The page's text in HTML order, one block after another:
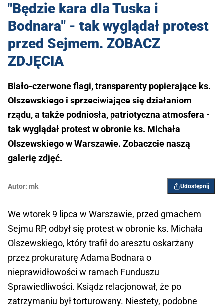
"Będzie kara dla Tuska i
Bodnara" - tak wyglądał protest
przed Sejmem. ZOBACZ
ZDJĘCIA
Biało-czerwone flagi, transparenty popierające ks.
Olszewskiego i sprzeciwiające się działaniom
rządu, a także podniosła, patriotyczna atmosfera -
tak wyglądał protest w obronie ks. Michała
Olszewskiego w Warszawie. Zobaczcie naszą
galerię zdjęć.
Autor: mk Udostępnij
We wtorek 9 lipca w Warszawie, przed gmachem
Sejmu RP, odbył się protest w obronie ks. Michała
Olszewskiego, który trafił do aresztu oskarżany
przez prokuraturę Adama Bodnara o
nieprawidłowości w ramach Funduszu
Sprawiedliwości. Ksiądz relacjonował, że po
zatrzymaniu był torturowany. Niestety, podobne